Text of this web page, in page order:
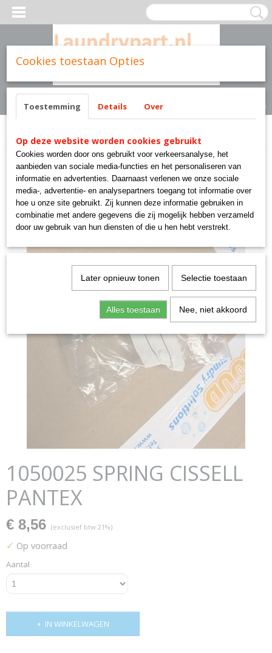
Inloggen Registreren
(0)
Home >Cissell parts>1050025 SPRING CISSELL PANTEX
1050025 SPRING CISSELL
PANTEX
€ 8,56 (exclusief btw 21%)
✓ Op voorraad
Aantal
IN WINKELWAGEN
Cookies toestaan Opties
Toestemming Details Over
Op deze website worden cookies gebruikt
Cookies worden door ons gebruikt voor verkeersanalyse, het
aanbieden van sociale media-functies en het personaliseren van
informatie en advertenties. Daarnaast verlenen we onze sociale
media-, advertentie- en analysepartners toegang tot informatie over
hoe u onze site gebruikt. Zij kunnen deze informatie gebruiken in
combinatie met andere gegevens die zij mogelijk hebben verzameld
door uw gebruik van hun diensten of die u hen hebt verstrekt.
Later opnieuw tonen Selectie toestaan
Alles toestaan Nee, niet akkoord